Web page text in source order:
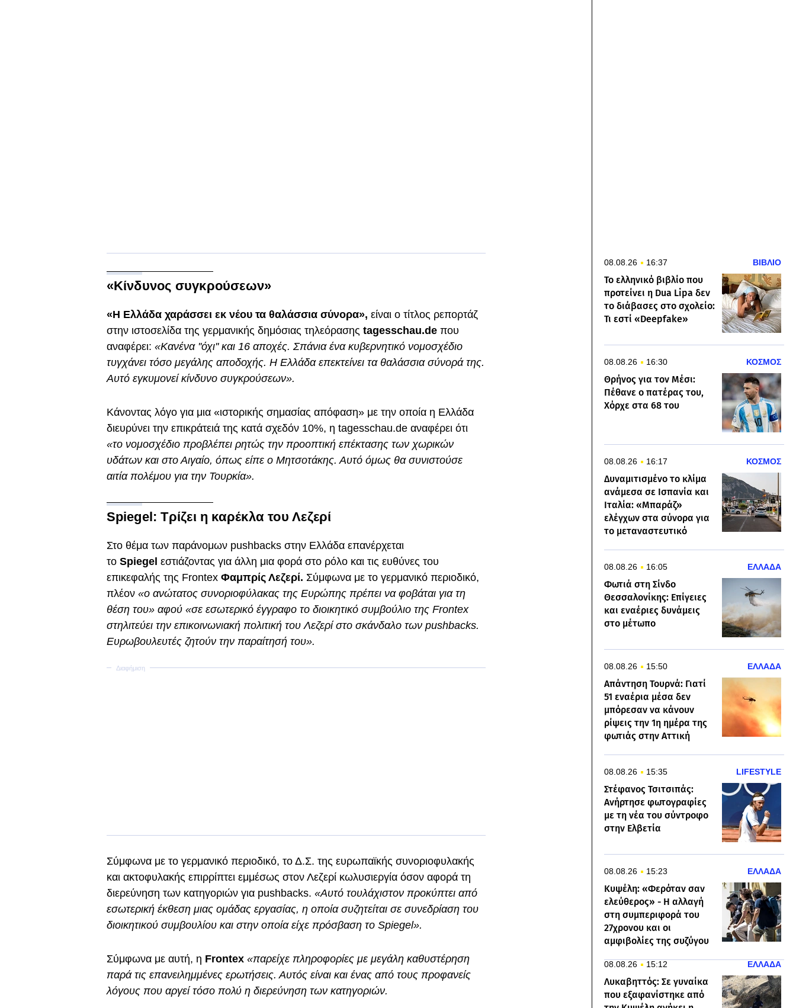
«Κίνδυνος συγκρούσεων»
«Η Ελλάδα χαράσσει εκ νέου τα θαλάσσια σύνορα», είναι ο τίτλος ρεπορτάζ
στην ιστοσελίδα της γερμανικής δημόσιας τηλεόρασης tagesschau.deπου
αναφέρει: «Κανένα ''όχι'' και 16 αποχές. Σπάνια ένα κυβερνητικό νομοσχέδιο
τυγχάνει τόσο μεγάλης αποδοχής. Η Ελλάδα επεκτείνει τα θαλάσσια σύνορά της.
Αυτό εγκυμονεί κίνδυνο συγκρούσεων».
Κάνοντας λόγο για μια «ιστορικής σημασίας απόφαση» με την οποία η Ελλάδα
διευρύνει την επικράτειά της κατά σχεδόν 10%, η tagesschau.de αναφέρει ότι
«το νομοσχέδιο προβλέπει ρητώς την προοπτική επέκτασης των χωρικών
υδάτων και στο Αιγαίο, όπως είπε ο Μητσοτάκης. Αυτό όμως θα συνιστούσε
αιτία πολέμου για την Τουρκία».
Spiegel: Τρίζει η καρέκλα του Λεζερί
Στο θέμα των παράνομων pushbacks στην Ελλάδα επανέρχεται
τοSpiegel εστιάζοντας για άλλη μια φορά στο ρόλο και τις ευθύνες του
επικεφαλής της Frontex Φαμπρίς Λεζερί. Σύμφωνα με το γερμανικό περιοδικό,
πλέον «ο ανώτατος συνοριοφύλακας της Ευρώπης πρέπει να φοβάται για τη
θέση του» αφού «σε εσωτερικό έγγραφο το διοικητικό συμβούλιο της Frontex
στηλιτεύει την επικοινωνιακή πολιτική του Λεζερί στο σκάνδαλο των pushbacks.
Ευρωβουλευτές ζητούν την παραίτησή του».
Σύμφωνα με το γερμανικό περιοδικό, το Δ.Σ. της ευρωπαϊκής συνοριοφυλακής
και ακτοφυλακής επιρρίπτει εμμέσως στον Λεζερί κωλυσιεργία όσον αφορά τη
διερεύνηση των κατηγοριών για pushbacks. «Αυτό τουλάχιστον προκύπτει από
εσωτερική έκθεση μιας ομάδας εργασίας, η οποία συζητείται σε συνεδρίαση του
διοικητικού συμβουλίου και στην οποία είχε πρόσβαση το Spiegel».
Σύμφωνα με αυτή, η Frontex «παρείχε πληροφορίες με μεγάλη καθυστέρηση
παρά τις επανειλημμένες ερωτήσεις. Αυτός είναι και ένας από τους προφανείς
λόγους που αργεί τόσο πολύ η διερεύνηση των κατηγοριών.
08.08.26 16:37 ΒΙΒΛΙΟ
Το ελληνικό βιβλίο που
προτείνει η Dua Lipa δεν
το διάβασες στο σχολείο:
Τι εστί «Deepfake»
08.08.26 16:30 ΚΟΣΜΟΣ
Θρήνος για τον Μέσι:
Πέθανε ο πατέρας του,
Χόρχε στα 68 του
08.08.26 16:17 ΚΟΣΜΟΣ
Δυναμιτισμένο το κλίμα
ανάμεσα σε Ισπανία και
Ιταλία: «Μπαράζ»
ελέγχων στα σύνορα για
το μεταναστευτικό
08.08.26 16:05 ΕΛΛΑΔΑ
Φωτιά στη Σίνδο
Θεσσαλονίκης: Επίγειες
και εναέριες δυνάμεις
στο μέτωπο
08.08.26 15:50 ΕΛΛΑΔΑ
Απάντηση Τουρνά: Γιατί
51 εναέρια μέσα δεν
μπόρεσαν να κάνουν
ρίψεις την 1η ημέρα της
φωτιάς στην Αττική
08.08.26 15:35 LIFESTYLE
Στέφανος Τσιτσιπάς:
Ανήρτησε φωτογραφίες
με τη νέα του σύντροφο
στην Ελβετία
08.08.26 15:23 ΕΛΛΑΔΑ
Κυψέλη: «Φερόταν σαν
ελεύθερος» - Η αλλαγή
στη συμπεριφορά του
27χρονου και οι
αμφιβολίες της συζύγου
08.08.26 15:12 ΕΛΛΑΔΑ
Λυκαβηττός: Σε γυναίκα
που εξαφανίστηκε από